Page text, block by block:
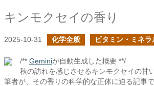
キンモクセイの香り
2025-10-31 化学全般 ビタミン・ミネラ
/** Geminiが自動生成した概要 **/
秋の訪れを感じさせるキンモクセイの甘
筆者が、その香りの科学的な正体に迫る記事